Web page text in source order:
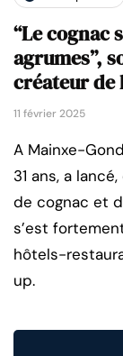
“Le cognac
agrumes”,
créateur de
11 février 2025
A Mainxe-
31 ans, a
de cognac et
s’est
hôtels-
up.